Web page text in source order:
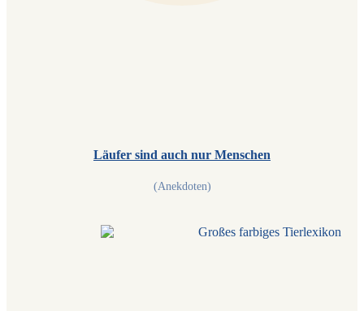
Läufer sind auch nur Menschen
(Anekdoten)